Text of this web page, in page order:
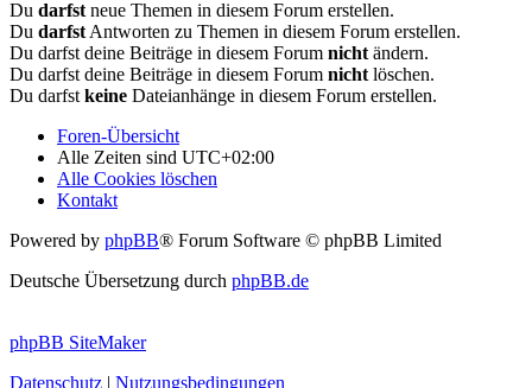
Du darfst neue Themen in diesem Forum erstellen.
Du darfst Antworten zu Themen in diesem Forum erstellen.
Du darfst deine Beiträge in diesem Forum nicht ändern.
Du darfst deine Beiträge in diesem Forum nicht löschen.
Du darfst keine Dateianhänge in diesem Forum erstellen.
Foren-Übersicht
Alle Zeiten sind UTC+02:00
Alle Cookies löschen
Kontakt
Powered by phpBB® Forum Software © phpBB Limited
Deutsche Übersetzung durch phpBB.de
phpBB SiteMaker
Datenschutz | Nutzungsbedingungen